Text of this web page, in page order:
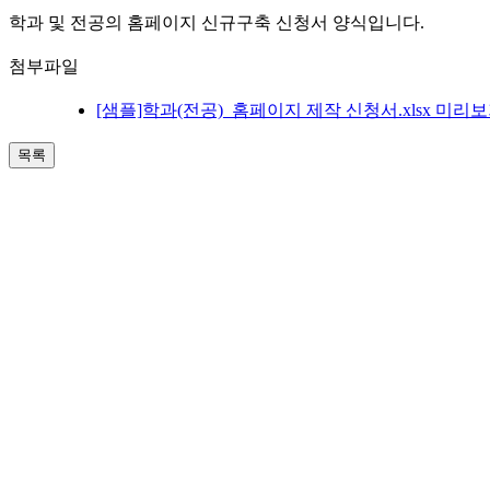
학과 및 전공의 홈페이지 신규구축 신청서 양식입니다.
첨부파일
[샘플]학과(전공)_홈페이지 제작 신청서.xlsx 미리